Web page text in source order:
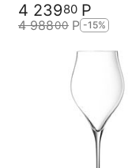
4 23980 Р
4 98800 Р -15%